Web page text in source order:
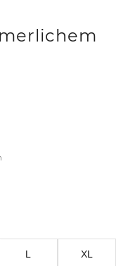
L XL